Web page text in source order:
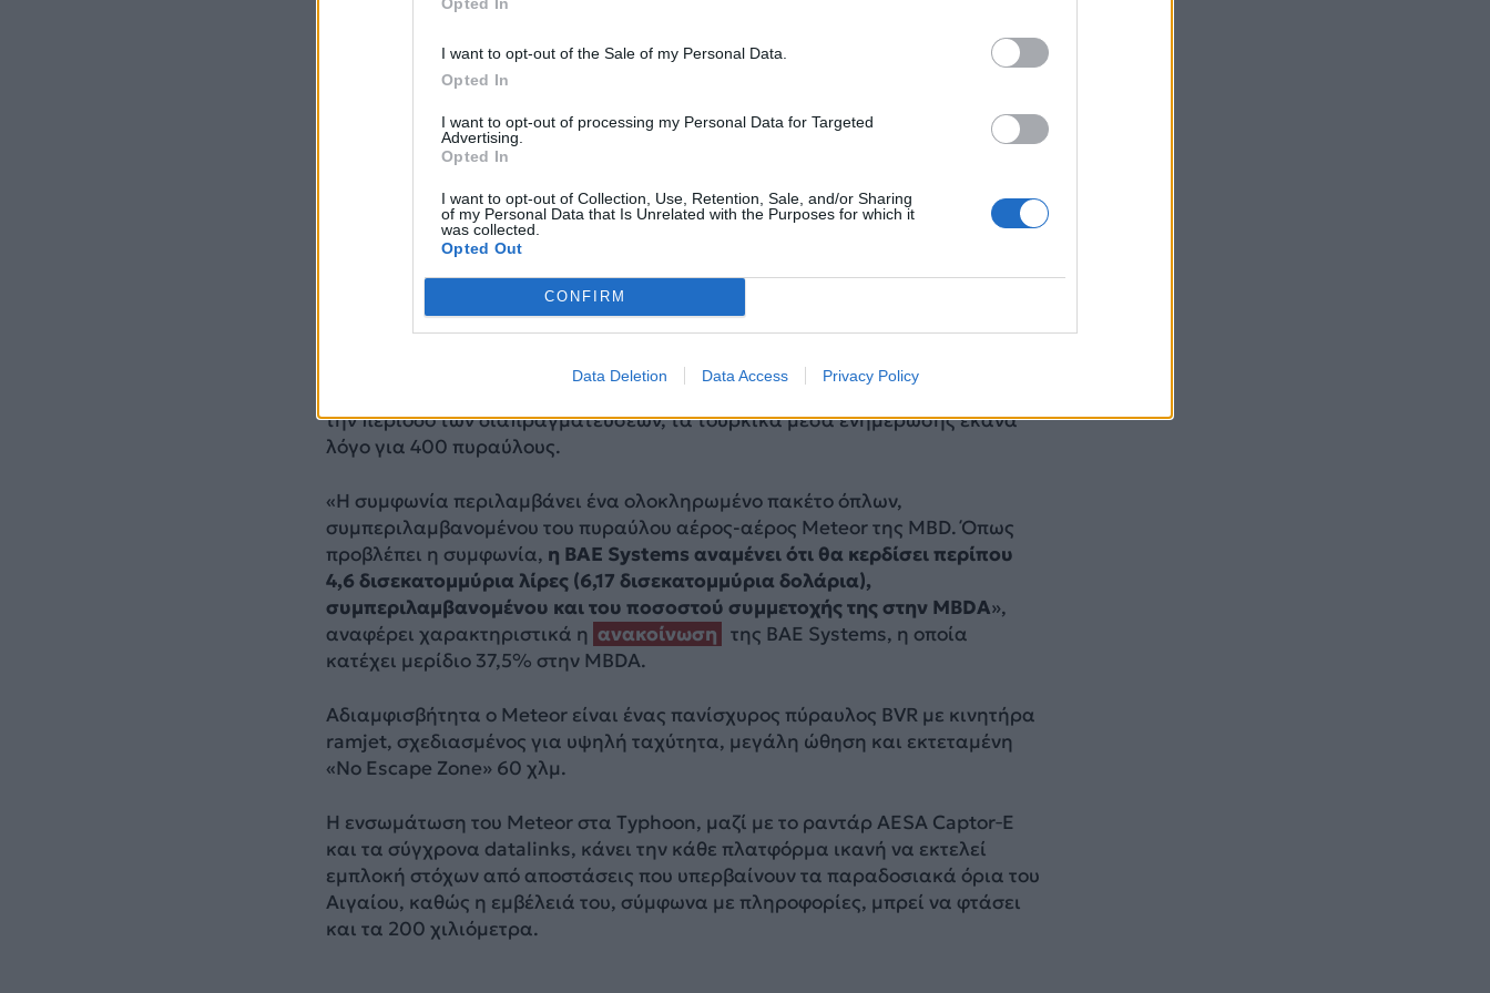
I want to opt-out of the Sale of my Personal Data.
Opted In
I want to opt-out of processing my Personal Data for Targeted
Advertising.
Opted In
I want to opt-out of Collection, Use, Retention, Sale, and/or Sharing
of my Personal Data that Is Unrelated with the Purposes for which it
was collected.
Opted Out
CONFIRM
Data Deletion Data Access Privacy Policy
Αν και στις ανακοινώσεις της βρετανικής κυβέρνησης και της BAE Systems
δεν αναφέρεται ο αριθμός των πυραύλων που θα αποκτήσει η Τουρκία, κατά
την περίοδο των διαπραγματεύσεων, τα τουρκικά μέσα ενημέρωσης έκανα
λόγο για 400 πυραύλους.
«Η συμφωνία περιλαμβάνει ένα ολοκληρωμένο πακέτο όπλων,
συμπεριλαμβανομένου του πυραύλου αέρος-αέρος Meteor της MBD. Όπως
προβλέπει η συμφωνία, η BAE Systems αναμένει ότι θα κερδίσει περίπου
4,6 δισεκατομμύρια λίρες (6,17 δισεκατομμύρια δολάρια),
συμπεριλαμβανομένου και του ποσοστού συμμετοχής της στην MBDA»,
αναφέρει χαρακτηριστικά η ανακοίνωση της BAE Systems, η οποία
κατέχει μερίδιο 37,5% στην MBDA.
Αδιαμφισβήτητα ο Meteor είναι ένας πανίσχυρος πύραυλος BVR με κινητήρα
ramjet, σχεδιασμένος για υψηλή ταχύτητα, μεγάλη ώθηση και εκτεταμένη
«No Escape Zone» 60 χλμ.
Η ενσωμάτωση του Meteor στα Typhoon, μαζί με το ραντάρ AESA Captor‑E
και τα σύγχρονα datalinks, κάνει την κάθε πλατφόρμα ικανή να εκτελεί
εμπλοκή στόχων από αποστάσεις που υπερβαίνουν τα παραδοσιακά όρια του
Αιγαίου, καθώς η εμβέλειά του, σύμφωνα με πληροφορίες, μπρεί να φτάσει
και τα 200 χιλιόμετρα.